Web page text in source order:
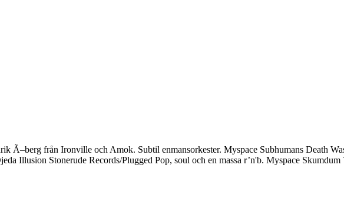
Ã–berg från Ironville och Amok. Subtil enmansorkester. Myspace Subhumans Death
Illusion Stonerude Records/Plugged Pop, soul och en massa r’n'b. Myspace